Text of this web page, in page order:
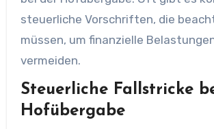
steuerliche Vorschriften, die
müssen, um finanzielle
vermeiden.
Steuerliche Fallstricke
Hofübergabe